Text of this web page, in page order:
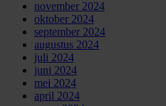
november 2024
oktober 2024
september 2024
augustus 2024
juli 2024
juni 2024
mei 2024
april 2024